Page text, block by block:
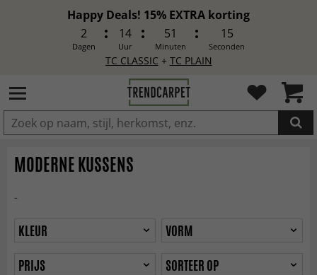
Happy Deals! 15% EXTRA korting
2
Dagen
14
Uur
51
Minuten
13
Seconden
TC CLASSIC + TC PLAIN
IN DE WINKELWAGEN GELEGD
MODERNE KUSSENS
-
KLEUR
VORM
PRIJS
SORTEER OP